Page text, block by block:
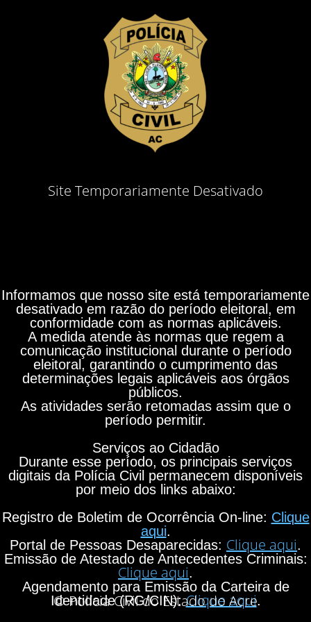
Site Temporariamente Desativado
Informamos que nosso site está temporariamente
desativado em razão do período eleitoral, em
conformidade com as normas aplicáveis.
A medida atende às normas que regem a
comunicação institucional durante o período
eleitoral, garantindo o cumprimento das
determinações legais aplicáveis aos órgãos
públicos.
As atividades serão retomadas assim que o
período permitir.
Serviços ao Cidadão
Durante esse período, os principais serviços
digitais da Polícia Civil permanecem disponíveis
por meio dos links abaixo:
Registro de Boletim de Ocorrência On-line: Clique
aqui.
Portal de Pessoas Desaparecidas: Clique aqui.
Emissão de Atestado de Antecedentes Criminais:
Clique aqui.
Agendamento para Emissão da Carteira de
Identidade (RG/CIN):Clique aqui.
© Polícia Civil do Estado do Acre